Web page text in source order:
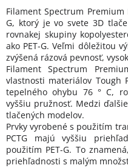
Filament Spectrum Premium
G, ktorý je vo svete 3D
rovnakej skupiny
ako PET-G. Veľmi dôležitou
zvýšená rázová pevnosť,
Filament Spectrum
vlastnosti materiálov Tough
tepelného ohybu 76 ° C,
vyššiu pružnosť. Medzi
tlačených modelov.
Prvky vyrobené s použitím
PCTG majú vyššiu
použitím PET-G. To
priehľadnosti s malým